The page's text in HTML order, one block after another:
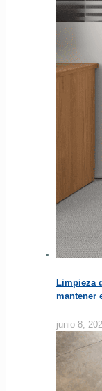
Limpieza
mantener
junio 8,